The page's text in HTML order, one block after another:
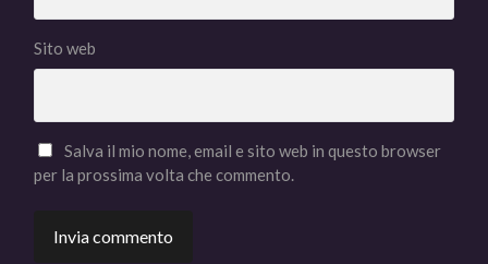
Sito web
Salva il mio nome, email e sito web in questo browser
per la prossima volta che commento.